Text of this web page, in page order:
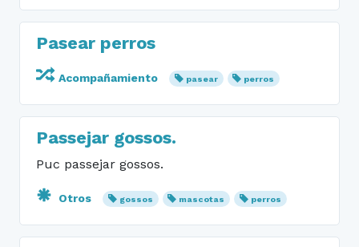
Pasear perros
Acompañamiento pasear perros
Passejar gossos.
Puc passejar gossos.
Otros gossos mascotas perros